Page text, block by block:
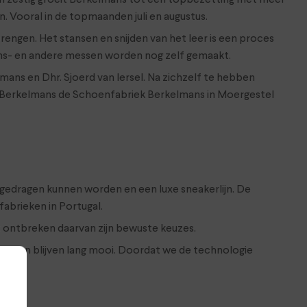
Vooral in de topmaanden juli en augustus.
Het stansen en snijden van het leer is een proces
en andere messen worden nog zelf gemaakt.
en Dhr. Sjoerd van Iersel. Na zichzelf te hebben
de Schoenfabriek Berkelmans in Moergestel
kunnen worden en een luxe sneakerlijn. De
in Portugal.
daarvan zijn bewuste keuzes.
en blijven lang mooi. Doordat we de technologie